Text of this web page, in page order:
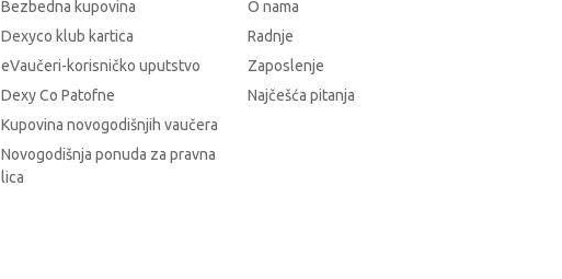
Bezbedna kupovina
Dexyco klub kartica
eVaučeri-korisničko uputstvo
Dexy Co Patofne
Kupovina novogodišnjih vaučera
Novogodišnja ponuda za pravna
lica
O nama
Radnje
Zaposlenje
Najčešća pitanja